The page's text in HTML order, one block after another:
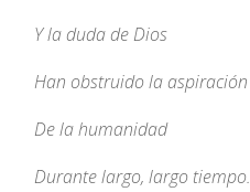
Y la duda de Dios
Han obstruido la aspiración
De la humanidad
Durante largo, largo tiempo.